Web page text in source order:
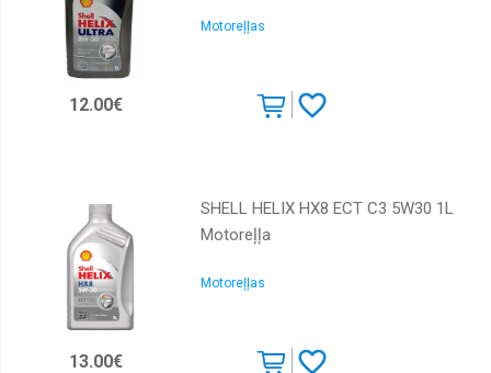
Motoreļļas
12.00€
SHELL HELIX HX8 ECT C3 5W30 1L
Motoreļļa
Motoreļļas
13.00€